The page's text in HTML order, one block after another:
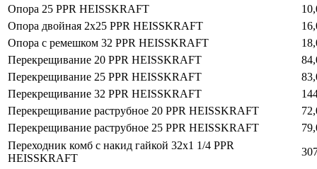
Опора 25 PPR HEISSKRAFT
Опора двойная 2x25 PPR HEISSKRAFT
Опора с ремешком 32 PPR HEISSKRAFT
Перекрещивание 20 PPR HEISSKRAFT
Перекрещивание 25 PPR HEISSKRAFT
Перекрещивание 32 PPR HEISSKRAFT
Перекрещивание раструбное 20 PPR HEISSKRAFT
Перекрещивание раструбное 25 PPR HEISSKRAFT
Переходник комб с накид гайкой 32х1 1/4 PPR
HEISSKRAFT